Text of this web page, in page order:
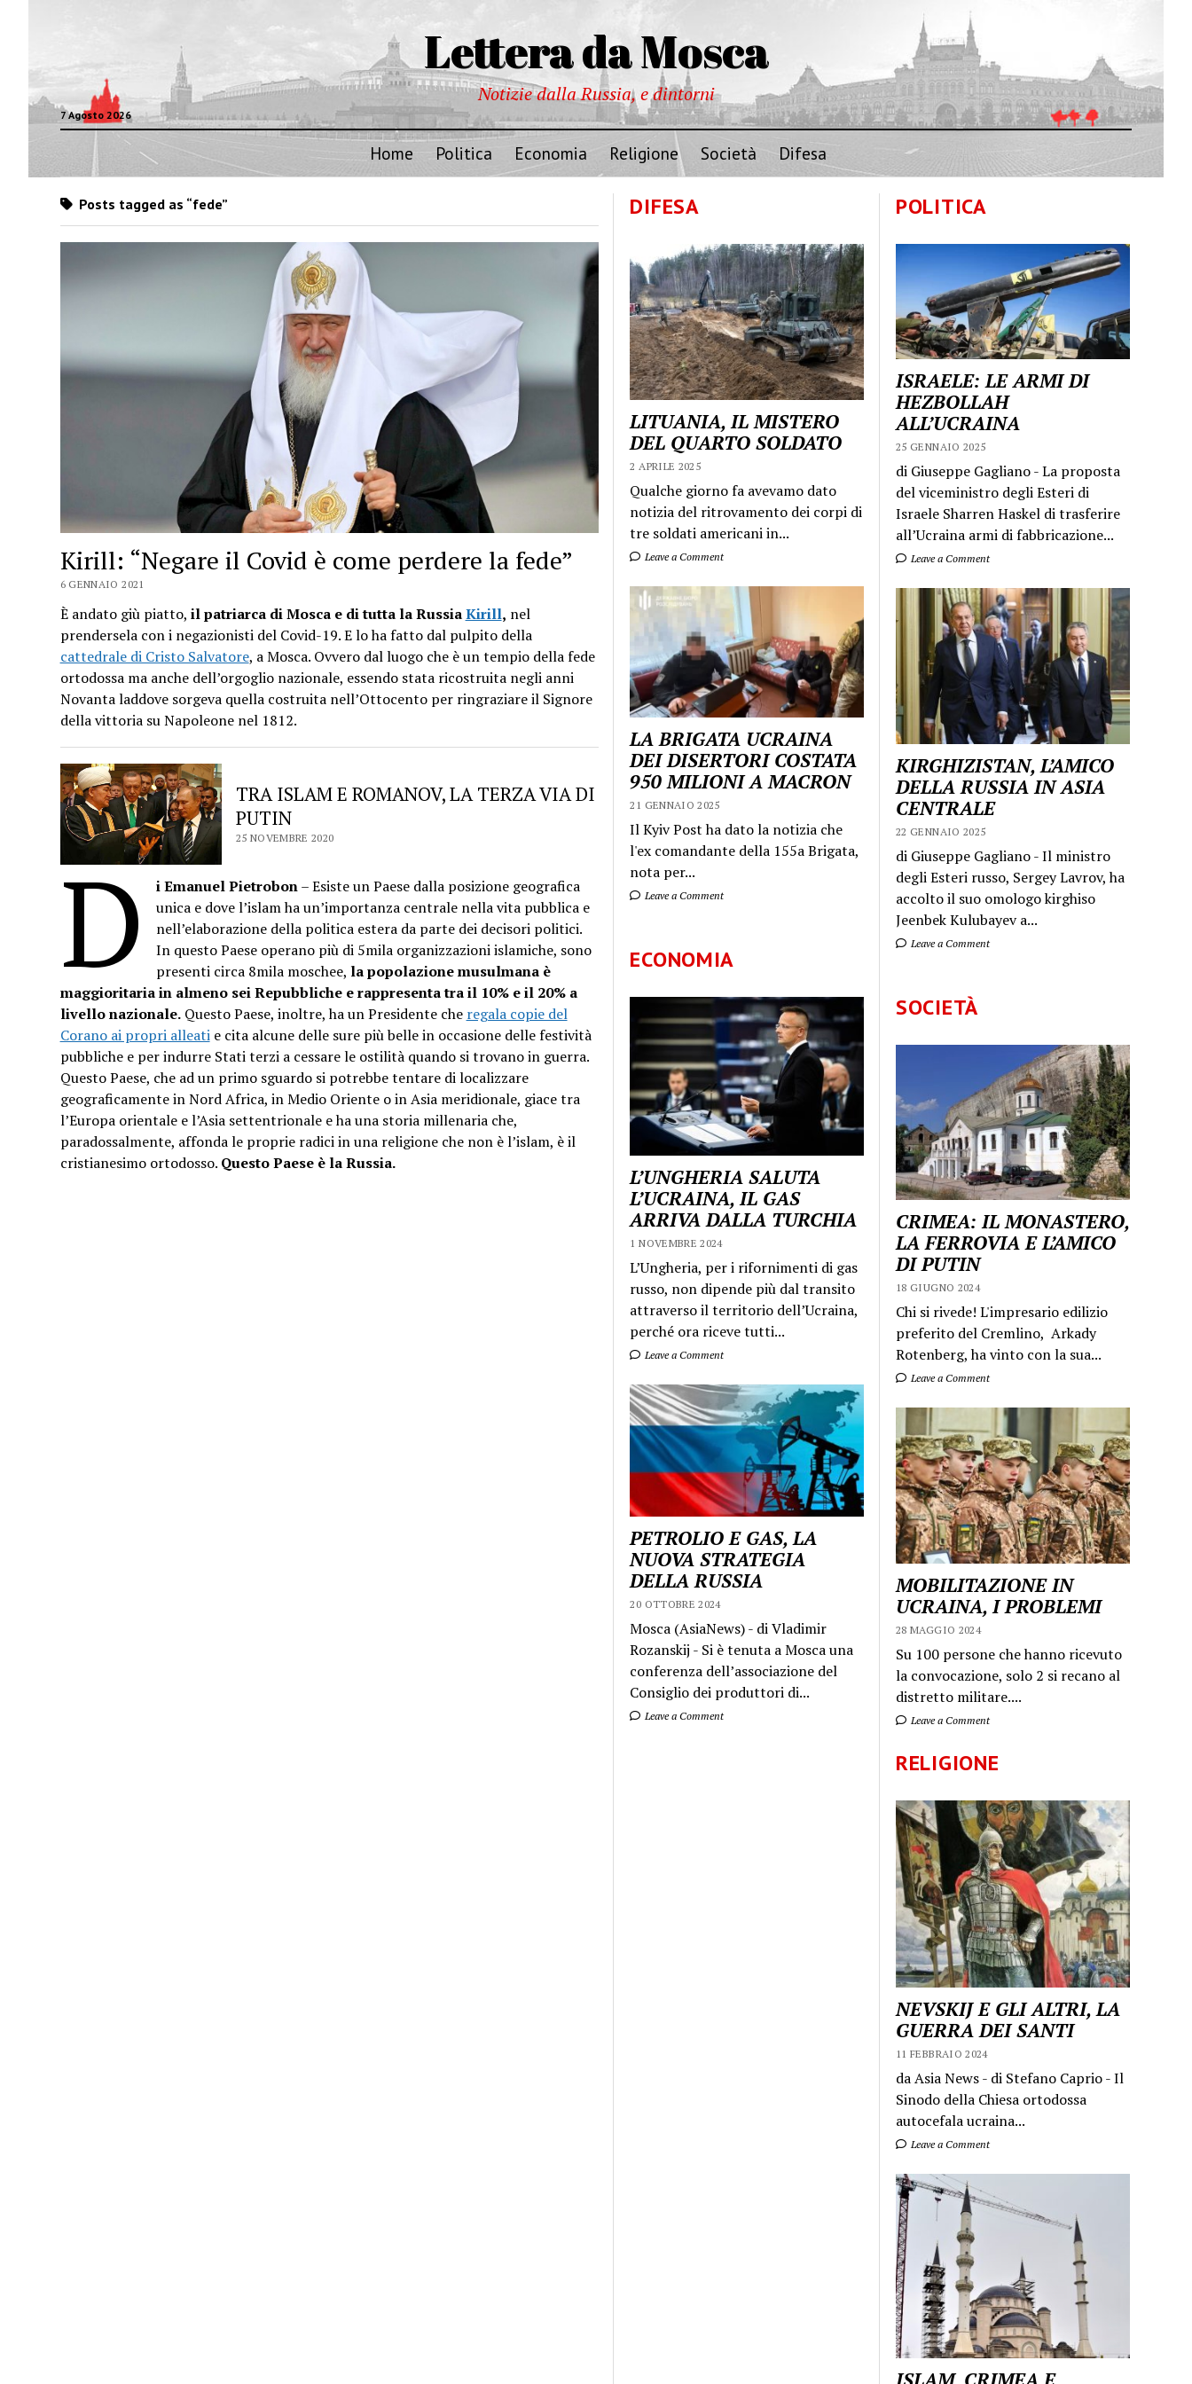
Lettera da Mosca
7 Agosto 2026
Notizie dalla Russia, e dintorni
Home Politica Economia Religione Società Difesa
POLITICA
ISRAELE: LE ARMI DI
HEZBOLLAH
ALL’UCRAINA
25 GENNAIO 2025
di Giuseppe Gagliano - La proposta
del viceministro degli Esteri di
Israele Sharren Haskel di trasferire
all’Ucraina armi di fabbricazione...
Leave a Comment
KIRGHIZISTAN, L’AMICO
DELLA RUSSIA IN ASIA
CENTRALE
22 GENNAIO 2025
di Giuseppe Gagliano - Il ministro
degli Esteri russo, Sergey Lavrov, ha
accolto il suo omologo kirghiso
Jeenbek Kulubayev a...
Leave a Comment
SOCIETÀ
CRIMEA: IL MONASTERO,
LA FERROVIA E L’AMICO
DI PUTIN
18 GIUGNO 2024
Chi si rivede! L'impresario edilizio
preferito del Cremlino, Arkady
Rotenberg, ha vinto con la sua...
Leave a Comment
MOBILITAZIONE IN
UCRAINA, I PROBLEMI
28 MAGGIO 2024
Su 100 persone che hanno ricevuto
la convocazione, solo 2 si recano al
distretto militare....
Leave a Comment
RELIGIONE
NEVSKIJ E GLI ALTRI, LA
GUERRA DEI SANTI
11 FEBBRAIO 2024
da Asia News - di Stefano Caprio - Il
Sinodo della Chiesa ortodossa
autocefala ucraina...
Leave a Comment
Posts tagged as “fede”
Kirill: “Negare il Covid è come perdere la fede”
6 GENNAIO 2021
È andato giù piatto, il patriarca di Mosca e di tutta la RussiaKirill, nel
prendersela con i negazionisti del Covid-19. E lo ha fatto dal pulpito della
cattedrale di Cristo Salvatore, a Mosca. Ovvero dal luogo che è un tempio della fede
ortodossa ma anche dell’orgoglio nazionale, essendo stata ricostruita negli anni
Novanta laddove sorgeva quella costruita nell’Ottocento per ringraziare il Signore
della vittoria su Napoleone nel 1812.
TRA ISLAM E ROMANOV, LA TERZA VIA DI
PUTIN
25 NOVEMBRE 2020
d i Emanuel Pietrobon– Esiste un Paese dalla posizione geografica
unica e dove l’islam ha un’importanza centrale nella vita pubblica e
nell’elaborazione della politica estera da parte dei decisori politici.
In questo Paese operano più di 5mila organizzazioni islamiche, sono
presenti circa 8mila moschee, la popolazione musulmana è
maggioritaria in almeno sei Repubbliche e rappresenta tra il 10% e il 20% a
livello nazionale.Questo Paese, inoltre, ha un Presidente che regala copie del
Corano ai propri alleatie cita alcune delle sure più belle in occasione delle festività
pubbliche e per indurre Stati terzi a cessare le ostilità quando si trovano in guerra.
Questo Paese, che ad un primo sguardo si potrebbe tentare di localizzare
geograficamente in Nord Africa, in Medio Oriente o in Asia meridionale, giace tra
l’Europa orientale e l’Asia settentrionale e ha una storia millenaria che,
paradossalmente, affonda le proprie radici in una religione che non è l’islam, è il
cristianesimo ortodosso. Questo Paese è la Russia.
DIFESA
LITUANIA, IL MISTERO
DEL QUARTO SOLDATO
2 APRILE 2025
Qualche giorno fa avevamo dato
notizia del ritrovamento dei corpi di
tre soldati americani in...
Leave a Comment
LA BRIGATA UCRAINA
DEI DISERTORI COSTATA
950 MILIONI A MACRON
21 GENNAIO 2025
Il Kyiv Post ha dato la notizia che
l'ex comandante della 155a Brigata,
nota per...
Leave a Comment
ECONOMIA
L’UNGHERIA SALUTA
L’UCRAINA, IL GAS
ARRIVA DALLA TURCHIA
1 NOVEMBRE 2024
L’Ungheria, per i rifornimenti di gas
russo, non dipende più dal transito
attraverso il territorio dell’Ucraina,
perché ora riceve tutti...
Leave a Comment
PETROLIO E GAS, LA
NUOVA STRATEGIA
DELLA RUSSIA
20 OTTOBRE 2024
Mosca (AsiaNews) - di Vladimir
Rozanskij - Si è tenuta a Mosca una
conferenza dell’associazione del
Consiglio dei produttori di...
Leave a Comment